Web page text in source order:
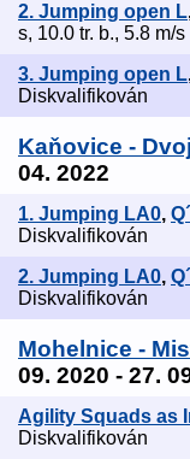
2. Jumping open L
s, 10.0 tr. b., 5.8 m/s
3. Jumping open L
Diskvalifikován
Kaňovice -
04. 2022
1. Jumping LA0,
Diskvalifikován
2. Jumping LA0,
Diskvalifikován
Mohelnice -
09. 2020 - 27.
Agility Squads as
Diskvalifikován